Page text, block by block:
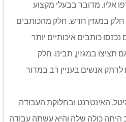
אליו. מדובר בבעלי מקצוע
במגזין חדש. חלק מהכותבים
כותבים איכותיים יותר
במגזין, תבינו. חלק
אנשים בעניין רב במדור
האינטרנט ובחלוקת העבודה
היתה כולה שלה והיא עשתה עבודה